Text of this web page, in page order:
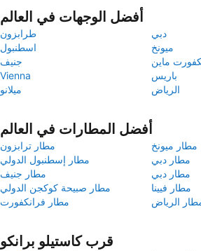
أفضل الوجهات في العالم
طرابزون
دبي
اسطنبول
ميونخ
جنيف
ماين
Vienna
باريس
ميلانو
الرياض
أفضل المطارات في العالم
مطار ترابزون
مطار ميونخ
مطار إسطنبول الدولي
مطار دبي
مطار جنيف
مطار دبي
مطار صبيحة كوكجن الدولي
مطار فيينا
مطار فرانكفورت
الرياض
قرب كاستيلو برانكو